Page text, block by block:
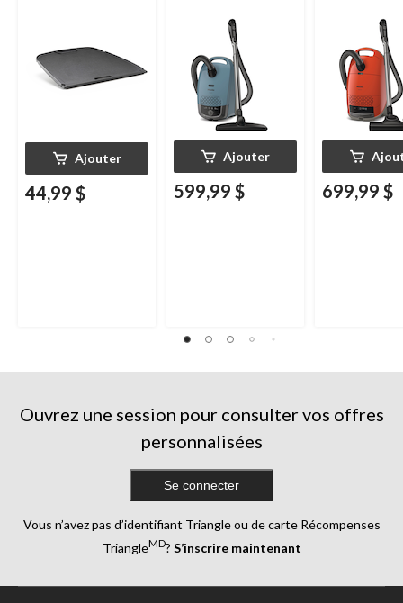
série Q285
Ajouter
44,99 $
Ajouter
599,99 $ 699,99 $
Ouvrez une session pour consulter vos offres
personnalisées
Se connecter
Vous n’avez pas d’identifiant Triangle ou de carte Récompenses
TriangleMD? S’inscrire maintenant